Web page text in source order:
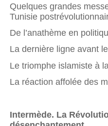
Quelques grandes
Tunisie
De l’anathème en
La dernière ligne avant
Le triomphe islamiste à
La réaction affolée des
Intermède. La